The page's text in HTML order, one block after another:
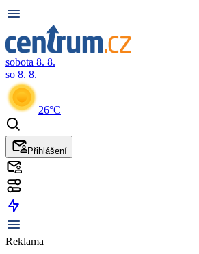
sobota 8. 8.
so 8. 8.
26°C
Přihlášení
Reklama